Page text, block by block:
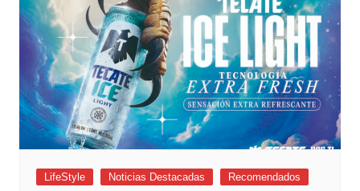
LifeStyle Noticias Destacadas
Recomendados